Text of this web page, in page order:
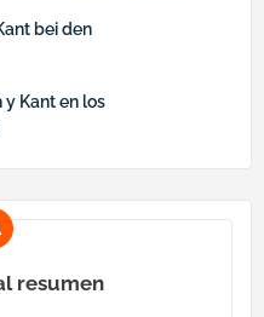
bei den
y Kant en los
resumen